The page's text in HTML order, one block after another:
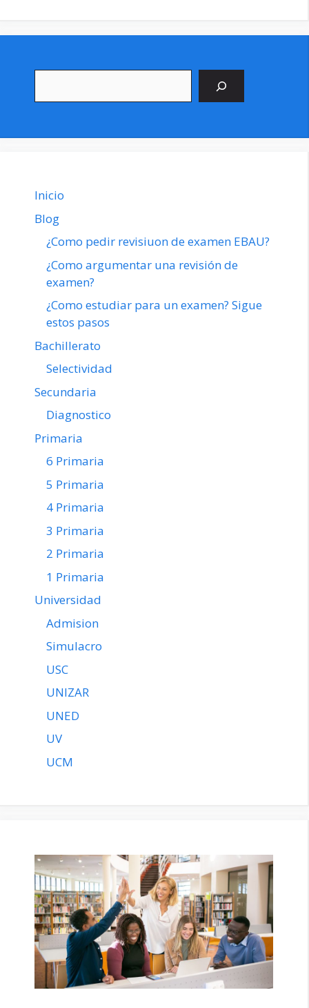
Inicio
Blog
¿Como pedir revisiuon de examen EBAU?
¿Como argumentar una revisión de
examen?
¿Como estudiar para un examen? Sigue
estos pasos
Bachillerato
Selectividad
Secundaria
Diagnostico
Primaria
6 Primaria
5 Primaria
4 Primaria
3 Primaria
2 Primaria
1 Primaria
Universidad
Admision
Simulacro
USC
UNIZAR
UNED
UV
UCM